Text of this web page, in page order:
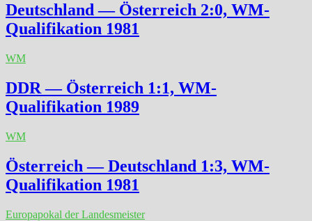
Deutschland — Österreich 2:0, WM-
Qualifikation 1981
WM
DDR — Österreich 1:1, WM-
Qualifikation 1989
WM
Österreich — Deutschland 1:3, WM-
Qualifikation 1981
Europapokal der Landesmeister